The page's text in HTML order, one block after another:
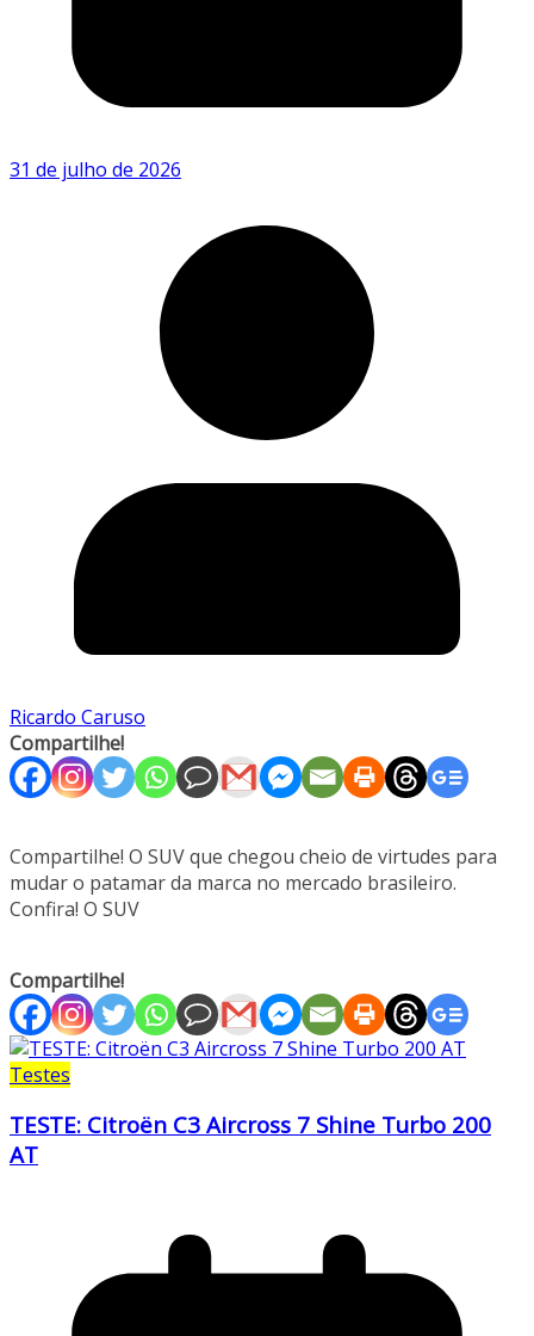
31 de julho de 2026
Ricardo Caruso
Compartilhe!
Compartilhe! O SUV que chegou cheio de virtudes para
mudar o patamar da marca no mercado brasileiro.
Confira! O SUV
Compartilhe!
Testes
TESTE: Citroën C3 Aircross 7 Shine Turbo 200
AT